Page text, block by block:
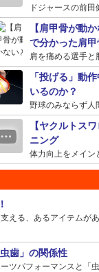
ドジャースの前田
【肩甲骨が動
で分かった肩
肩を痛める選手と
「投げる」動
いるのか？
野球のみならず人
【ヤクルトス
ニング
体力向上をメイン
える、あるアイテムが
歯」の関係性
ツパフォーマンスと「